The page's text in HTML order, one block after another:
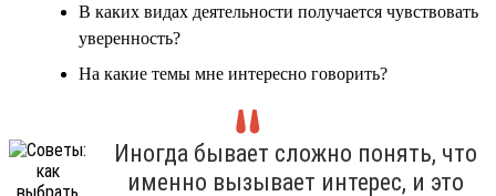
В каких видах деятельности получается чувствовать
уверенность?
На какие темы мне интересно говорить?
Иногда бывает сложно понять, что
именно вызывает интерес, и это